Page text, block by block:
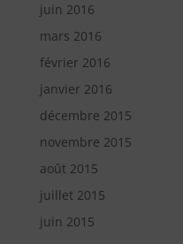
juin 2016
mars 2016
février 2016
janvier 2016
décembre 2015
novembre 2015
août 2015
juillet 2015
juin 2015